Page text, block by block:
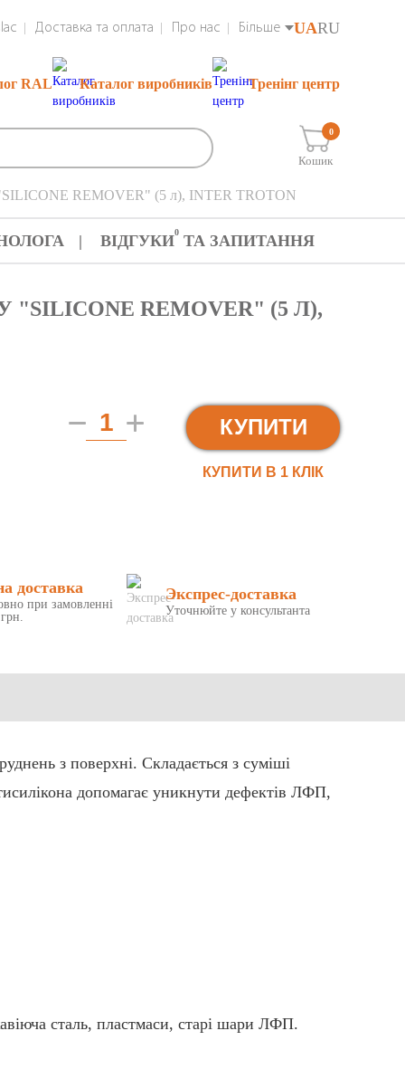
Доставка та оплата Про нас Більше UARU
RAL Каталог виробників Тренінг центр
Кошик
0
REMOVER" (5 л), INTER TROTON
ВІДГУКИ0 ТА ЗАПИТАННЯ
REMOVER" (5 Л),
КУПИТИ
КУПИТИ В 1 КЛIК
доставка
при замовленні
Экспрес-доставка
Уточнюйте у консультанта
з поверхні. Складається з суміші
допомагає уникнути дефектів ЛФП,
сталь, пластмаси, старі шари ЛФП.